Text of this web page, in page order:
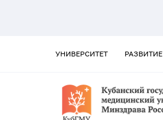
УНИВЕРСИТЕТ